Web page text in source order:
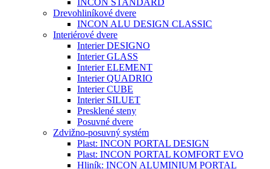
INCON STANDARD
Drevohliníkové dvere
INCON ALU DESIGN CLASSIC
Interiérové dvere
Interier DESIGNO
Interier GLASS
Interier ELEMENT
Interier QUADRIO
Interier CUBE
Interier SILUET
Presklené steny
Posuvné dvere
Zdvižno-posuvný systém
Plast: INCON PORTAL DESIGN
Plast: INCON PORTAL KOMFORT EVO
Hliník: INCON ALUMINIUM PORTAL